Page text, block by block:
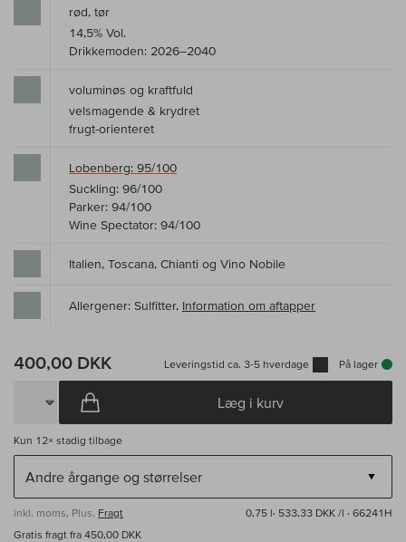
rød, tør
14,5% Vol.
Drikkemoden: 2026–2040
voluminøs og kraftfuld
velsmagende & krydret
frugt-orienteret
Lobenberg: 95/100
Suckling: 96/100
Parker: 94/100
Wine Spectator: 94/100
Italien, Toscana, Chianti og Vino Nobile
Allergener: Sulfitter, Information om aftapper
400,00 DKK Leveringstid ca. 3-5 hverdage På lager
Læg i kurv
Kun 12× stadig tilbage
inkl. moms, Plus. Fragt 0,75 l· 533,33 DKK /l · 66241H
Gratis fragt fra 450,00 DKK